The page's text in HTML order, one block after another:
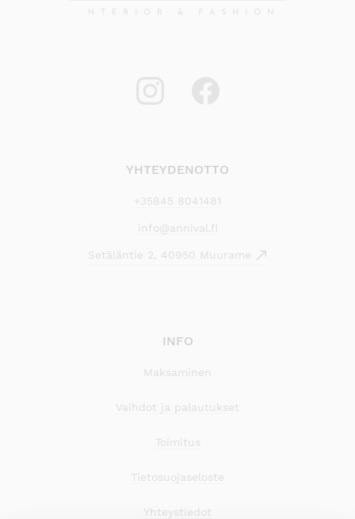
YHTEYDENOTTO
+35845 8041481
info@annival.fi
Setäläntie 2, 40950 Muurame
INFO
Maksaminen
Vaihdot ja palautukset
Toimitus
Tietosuojaseloste
Yhteystiedot